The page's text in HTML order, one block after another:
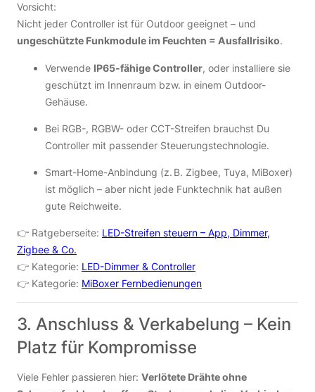
Vorsicht:
Nicht jeder Controller ist für Outdoor geeignet – und
ungeschützte Funkmodule im Feuchten = Ausfallrisiko.
Verwende IP65-fähige Controller, oder installiere sie
geschützt im Innenraum bzw. in einem Outdoor-
Gehäuse.
Bei RGB-, RGBW- oder CCT-Streifen brauchst Du
Controller mit passender Steuerungstechnologie.
Smart-Home-Anbindung (z. B. Zigbee, Tuya, MiBoxer)
ist möglich – aber nicht jede Funktechnik hat außen
gute Reichweite.
👉 Ratgeberseite: LED-Streifen steuern – App, Dimmer,
Zigbee & Co.
👉 Kategorie: LED-Dimmer & Controller
👉 Kategorie: MiBoxer Fernbedienungen
3. Anschluss & Verkabelung – Kein
Platz für Kompromisse
Viele Fehler passieren hier: Verlötete Drähte ohne